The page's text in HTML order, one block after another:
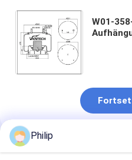
W01-
Empfohlene Produkte
Philip